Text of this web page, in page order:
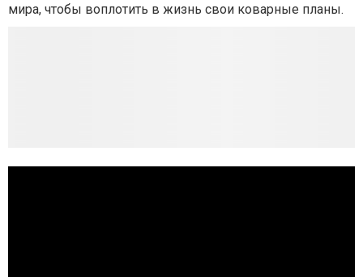
мира, чтобы воплотить в жизнь свои коварные планы.